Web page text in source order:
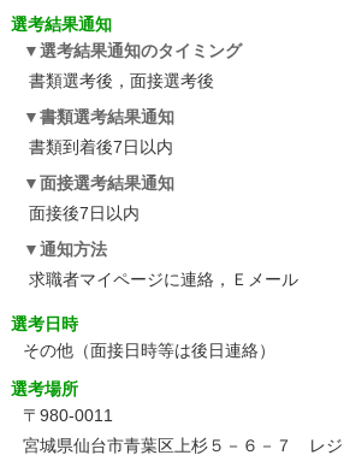
選考結果通知
選考結果通知のタイミング
書類選考後，面接選考後
書類選考結果通知
書類到着後7日以内
面接選考結果通知
面接後7日以内
通知方法
求職者マイページに連絡，Ｅメール
選考日時
その他（面接日時等は後日連絡）
選考場所
〒980-0011
宮城県仙台市青葉区上杉５－６－７ レ